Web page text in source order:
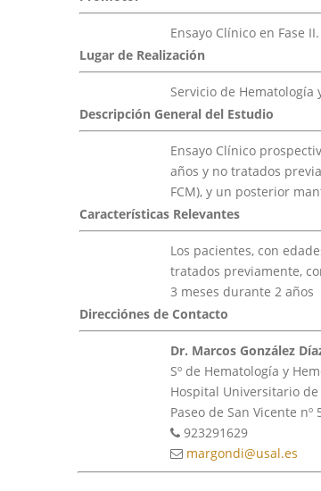
Ensayo Clínico en Fase
Lugar de Realización
Servicio de
Descripción General del Estudio
Ensayo Clínico
años y no tratados
FCM), y un posterior
Características Relevantes
Los pacientes, con
tratados previamente,
3 meses durante 2 años
Direcciónes de Contacto
Dr. Marcos González
Sº de Hematología y
Hospital Universitario de
Paseo de San Vicente nº
923291629
margondi@usal.es